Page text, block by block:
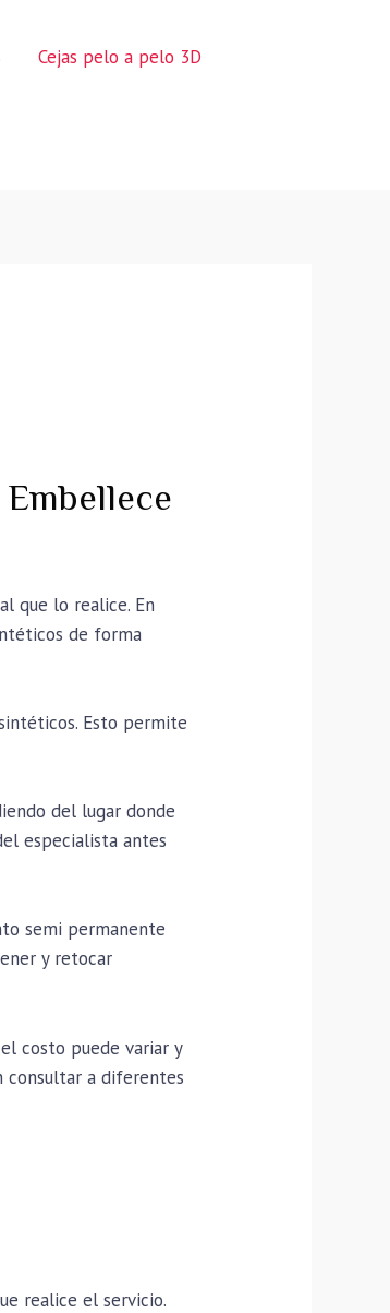
Cejas pelo a pelo 3D
que lo realice. En
de forma
Esto permite
del lugar donde
especialista antes
semi permanente
y retocar
costo puede variar y
consultar a diferentes
realice el servicio.